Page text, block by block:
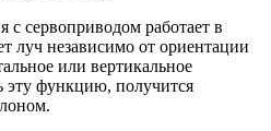
с сервоприводом работает в
луч независимо от ориентации
или вертикальное
эту функцию, получится